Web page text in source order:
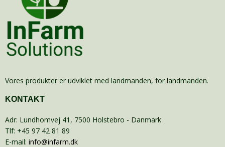
Vores produkter er udviklet med landmanden, for landmanden.
KONTAKT
Adr: Lundhomvej 41 , 7500 Holstebro - Danmark
Tlf: +45 97 42 81 89
E-mail: info@infarm.dk